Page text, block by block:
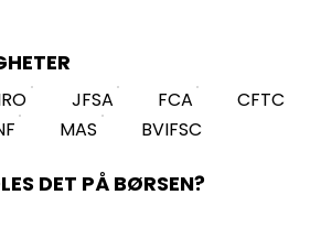
JFSA FCA
CFTC
MAS BVIFSC
DET PÅ BØRSEN?